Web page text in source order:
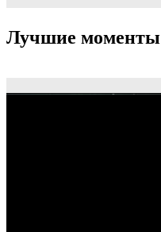
Лучшие моменты